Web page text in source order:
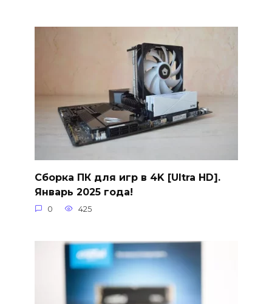
Сборка ПК для игр в 4K [Ultra HD].
Январь 2025 года!
0 425